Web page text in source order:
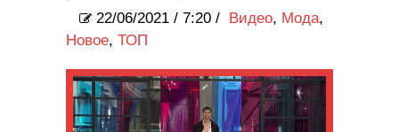
22/06/2021 / 7:20 / Видео, Мода,
Новое, ТОП